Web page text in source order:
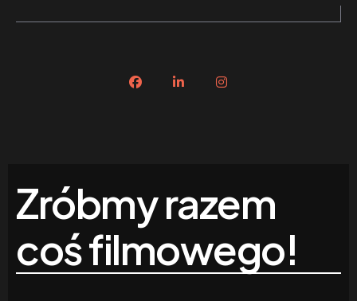
Zróbmy razem
coś filmowego!